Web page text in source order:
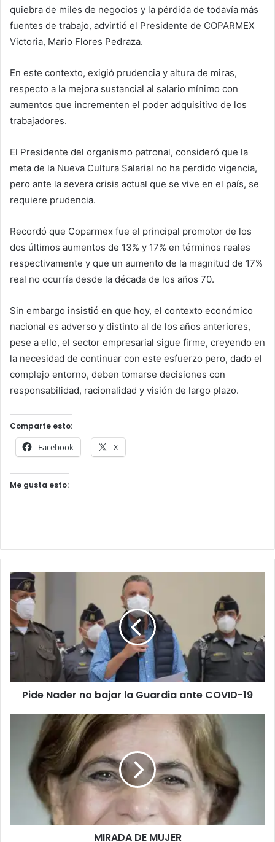
quiebra de miles de negocios y la pérdida de todavía más
fuentes de trabajo, advirtió el Presidente de COPARMEX
Victoria, Mario Flores Pedraza.
En este contexto, exigió prudencia y altura de miras,
respecto a la mejora sustancial al salario mínimo con
aumentos que incrementen el poder adquisitivo de los
trabajadores.
El Presidente del organismo patronal, consideró que la
meta de la Nueva Cultura Salarial no ha perdido vigencia,
pero ante la severa crisis actual que se vive en el país, se
requiere prudencia.
Recordó que Coparmex fue el principal promotor de los
dos últimos aumentos de 13% y 17% en términos reales
respectivamente y que un aumento de la magnitud de 17%
real no ocurría desde la década de los años 70.
Sin embargo insistió en que hoy, el contexto económico
nacional es adverso y distinto al de los años anteriores,
pese a ello, el sector empresarial sigue firme, creyendo en
la necesidad de continuar con este esfuerzo pero, dado el
complejo entorno, deben tomarse decisiones con
responsabilidad, racionalidad y visión de largo plazo.
Comparte esto:
Facebook X
Me gusta esto:
Pide Nader no bajar la Guardia ante COVID-19
MIRADA DE MUJER